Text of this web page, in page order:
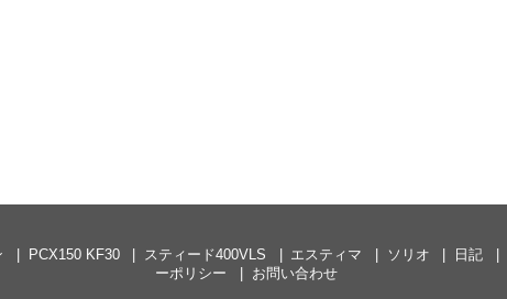
PCX150 KF30 スティード400VLS エスティマ ソリオ 日記
ーポリシー
お問い合わせ